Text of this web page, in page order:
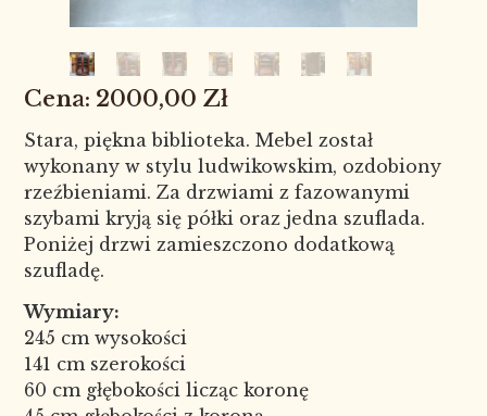
2000,00 Zł
Stara, piękna biblioteka. Mebel został
wykonany w stylu ludwikowskim, ozdobiony
rzeźbieniami. Za drzwiami z fazowanymi
szybami kryją się półki oraz jedna szuflada.
Poniżej drzwi zamieszczono dodatkową
szufladę.
Wymiary:
245 cm wysokości
141 cm szerokości
60 cm głębokości licząc koronę